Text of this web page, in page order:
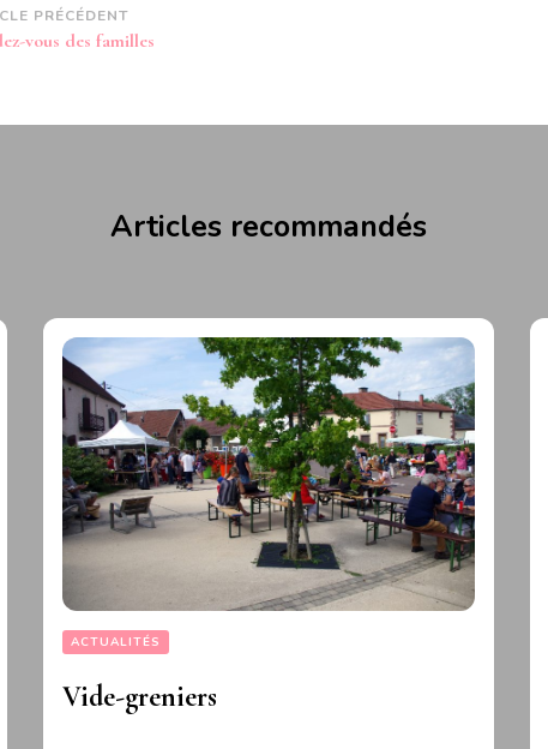
PRÉCÉDENT
vous des familles
Articles recommandés
ACTUALITÉS
Vide-greniers